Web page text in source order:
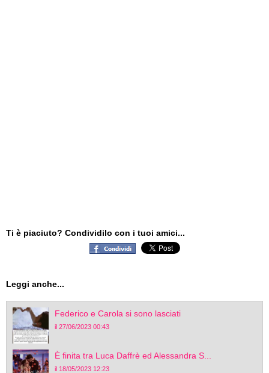
Ti è piaciuto? Condividilo con i tuoi amici...
Leggi anche...
Federico e Carola si sono lasciati
il 27/06/2023 00:43
È finita tra Luca Daffrè ed Alessandra S...
il 18/05/2023 12:23